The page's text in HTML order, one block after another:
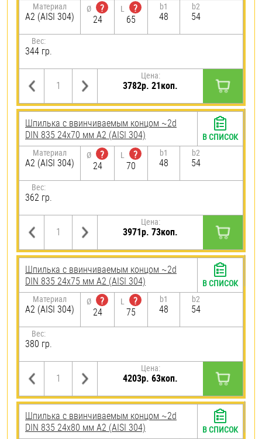
Материал
А2 (AISI 304)
Ø
?
24
L
?
65
b1
48
b2
54
Вес:
344 гр.
Цена:
3782р. 21коп.
Шпилька c ввинчиваемым концом ~2d
DIN 835 24х70 мм А2 (AISI 304)
Материал
А2 (AISI 304)
Ø
?
24
L
?
70
b1
48
b2
54
Вес:
362 гр.
Цена:
3971р. 73коп.
В СПИСОК
Шпилька c ввинчиваемым концом ~2d
DIN 835 24х75 мм А2 (AISI 304)
Материал
А2 (AISI 304)
Ø
?
24
L
?
75
b1
48
b2
54
Вес:
380 гр.
Цена:
4203р. 63коп.
В СПИСОК
Шпилька c ввинчиваемым концом ~2d
DIN 835 24х80 мм А2 (AISI 304)
В СПИСОК